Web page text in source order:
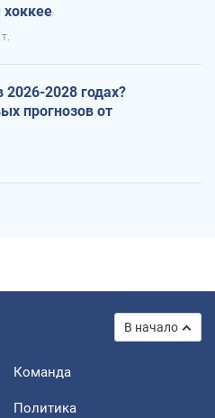
хоккее
2028 годах?
прогнозов от
В начало
Команда
Политика